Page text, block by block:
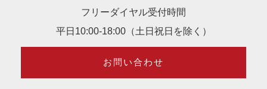
フリーダイヤル受付時間
平日10:00-18:00（土日祝日を除く）
お問い合わせ